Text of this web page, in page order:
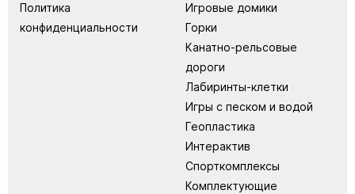
Политика
конфиденциальности
Игровые домики
Горки
Канатно-рельсовые
дороги
Лабиринты-клетки
Игры с песком и водой
Геопластика
Интерактив
Спорткомплексы
Комплектующие